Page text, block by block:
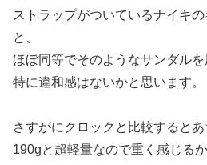
ストラップがついているナイキ
と、
ほぼ同等でそのようなサンダルを
特に違和感はないかと思います。
さすがにクロックと比較するとあ
190gと超軽量なので重く感じる